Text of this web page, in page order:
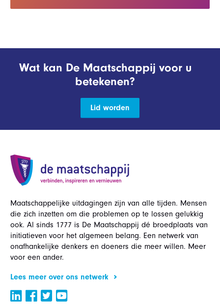
Wat kan De Maatschappij voor u
betekenen?
Lid worden
Maatschappelijke uitdagingen zijn van alle tijden. Mensen
die zich inzetten om die problemen op te lossen gelukkig
ook. Al sinds 1777 is De Maatschappij dé broedplaats van
initiatieven voor het algemeen belang. Een netwerk van
onafhankelijke denkers en doeners die meer willen. Meer
voor een ander.
Lees meer over ons netwerk